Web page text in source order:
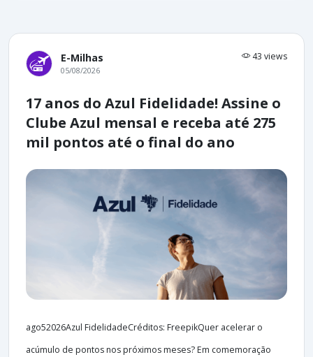
E-Milhas 43 views
05/08/2026
17 anos do Azul Fidelidade! Assine o
Clube Azul mensal e receba até 275
mil pontos até o final do ano
ago52026Azul FidelidadeCréditos: FreepikQuer acelerar o
acúmulo de pontos nos próximos meses? Em comemoração